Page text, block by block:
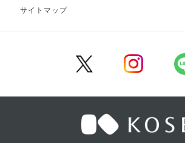
キャンセル・返品・交換
サイトマップ